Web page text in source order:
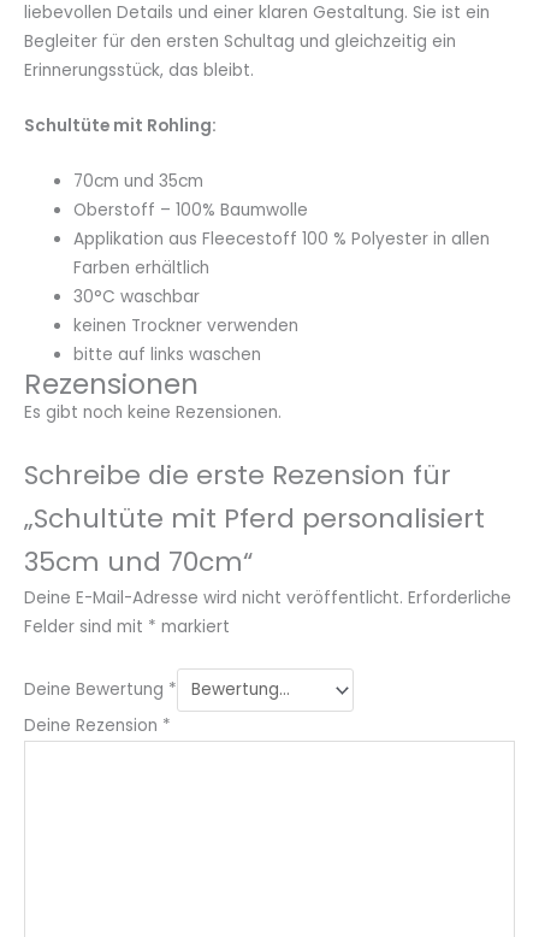
liebevollen Details und einer klaren Gestaltung. Sie ist ein
Begleiter für den ersten Schultag und gleichzeitig ein
Erinnerungsstück, das bleibt.
Schultüte mit Rohling:
70cm und 35cm
Oberstoff – 100% Baumwolle
Applikation aus Fleecestoff 100 % Polyester in allen
Farben erhältlich
30°C waschbar
keinen Trockner verwenden
bitte auf links waschen
Rezensionen
Es gibt noch keine Rezensionen.
Schreibe die erste Rezension für
„Schultüte mit Pferd personalisiert
35cm und 70cm“
Deine E-Mail-Adresse wird nicht veröffentlicht. Erforderliche
Felder sind mit * markiert
Deine Bewertung *
Deine Rezension *